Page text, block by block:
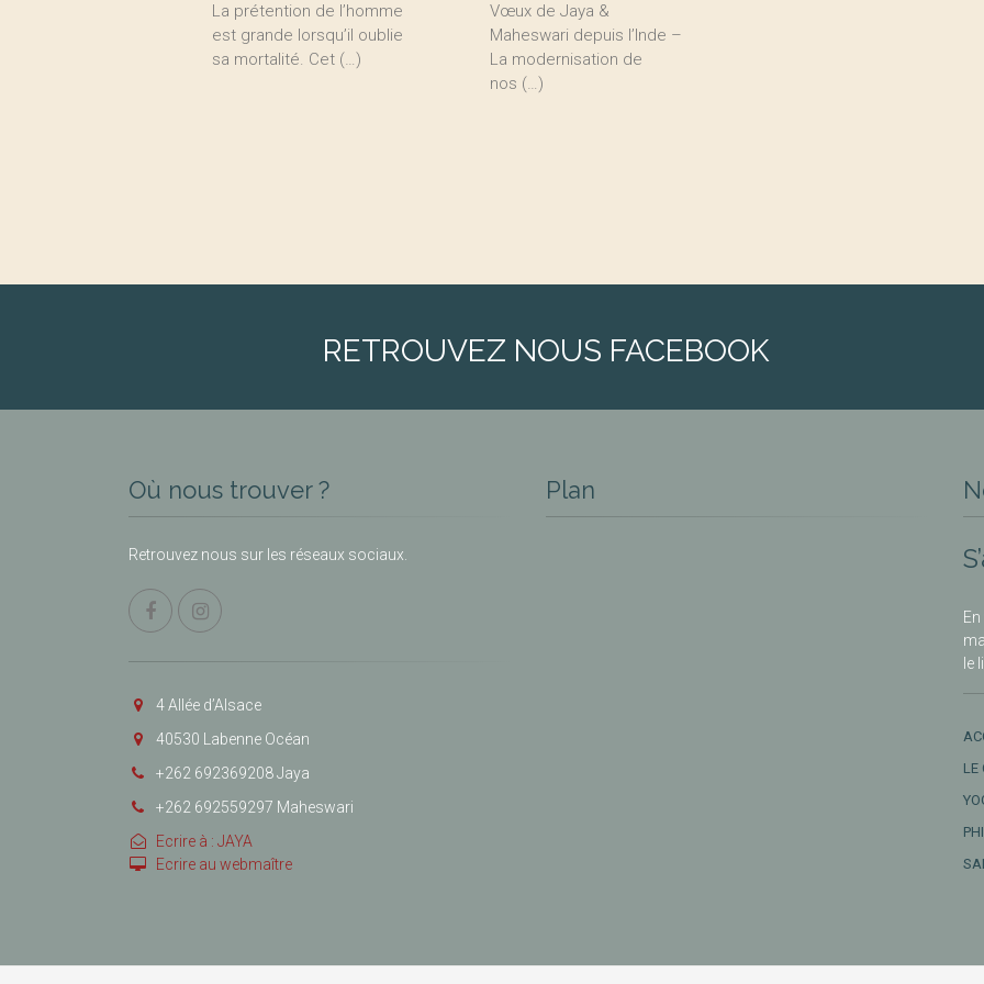
La prétention de l’homme
est grande lorsqu’il oublie
sa mortalité. Cet (…)
Vœux de Jaya &
Maheswari depuis l’Inde –
La modernisation de
nos (…)
RETROUVEZ NOUS FACEBOOK
Où nous trouver ?
Retrouvez nous sur les réseaux sociaux.
4 Allée d’Alsace
40530 Labenne Océan
+262 692369208 Jaya
+262 692559297 Maheswari
Ecrire à : JAYA
Ecrire au webmaître
Plan
le
LE